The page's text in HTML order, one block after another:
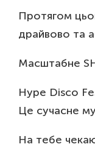
Протягом
драйвово та
Масштабне
Hype Disco
Це сучасне
На тебе